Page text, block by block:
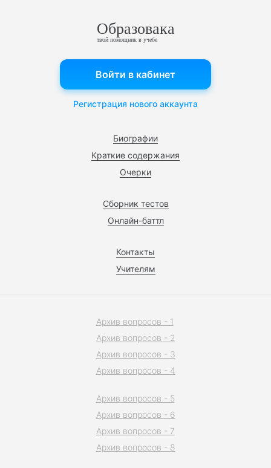
Образовака
твой помощник в учебе
Биографии
Краткие содержания
Очерки
Сборник тестов
Онлайн-баттл
Контакты
Учителям
Войти в кабинет
Регистрация нового аккаунта
Архив вопросов - 1
Архив вопросов - 2
Архив вопросов - 3
Архив вопросов - 4
Архив вопросов - 5
Архив вопросов - 6
Архив вопросов - 7
Архив вопросов - 8